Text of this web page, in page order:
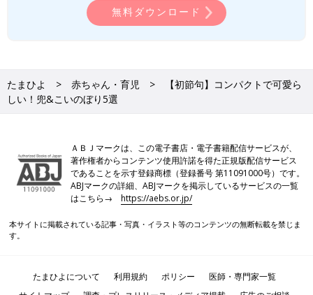
無料ダウンロード
たまひよ 赤ちゃん・育児
【初節句】コンパクトで可愛ら
しい！兜&こいのぼり5選
ＡＢＪマークは、この電子書店・電子書籍配信サービスが、
著作権者からコンテンツ使用許諾を得た正規版配信サービス
であることを示す登録商標（登録番号 第11091000号）です。
ABJマークの詳細、ABJマークを掲示しているサービスの一覧
はこちら→https://aebs.or.jp/
本サイトに掲載されている記事・写真・イラスト等のコンテンツの無断転載を禁じま
す。
たまひよについて 利用規約 ポリシー
医師・専門家一覧